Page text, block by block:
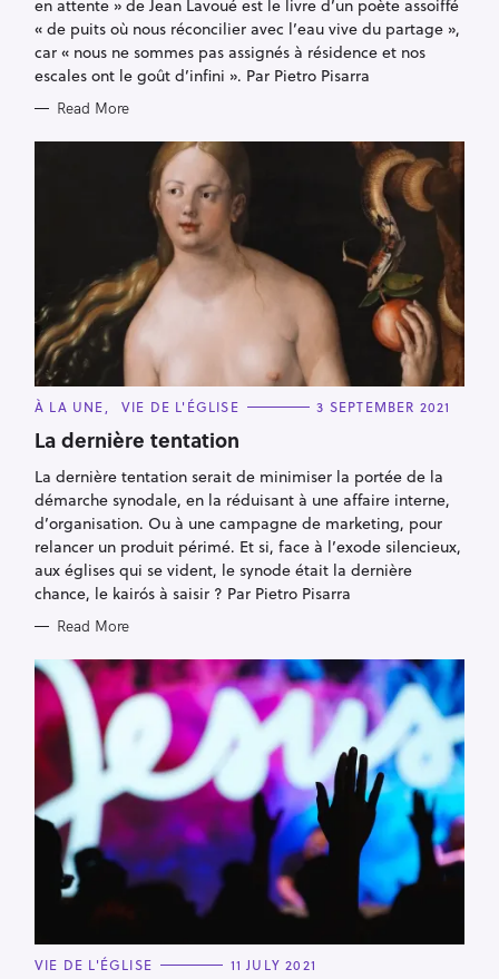
en attente » de Jean Lavoué est le livre d’un poète assoiffé
« de puits où nous réconcilier avec l’eau vive du partage »,
car « nous ne sommes pas assignés à résidence et nos
escales ont le goût d’infini ». Par Pietro Pisarra
Read More
C
T
E
O
R
I
E
S
À LA UNE VIE DE L'ÉGLISE 3 SEPTEMBER 2021
La dernière tentation
La dernière tentation serait de minimiser la portée de la
démarche synodale, en la réduisant à une affaire interne,
d’organisation. Ou à une campagne de marketing, pour
relancer un produit périmé. Et si, face à l’exode silencieux,
aux églises qui se vident, le synode était la dernière
chance, le kairós à saisir ? Par Pietro Pisarra
Read More
C
VIE DE L'ÉGLISE 11 JULY 2021